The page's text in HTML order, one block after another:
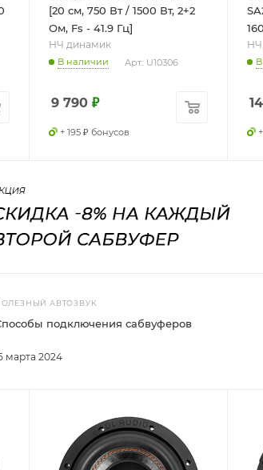
[20 см, 750 Вт / 1500 Вт, 2+2
Ом, Fs - 41.9 Гц]
НЧ динамик
В наличии Арт.: U10306
9 790₽
+ 195 ₽ бонусов
НЧ
АВТОЗВУК
марта 2024
подключения сабвуферов